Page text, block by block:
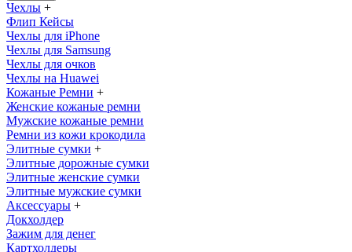
Чехлы +
Флип Кейсы
Чехлы для iPhone
Чехлы для Samsung
Чехлы для очков
Чехлы на Huawei
Кожаные Ремни +
Женские кожаные ремни
Мужские кожаные ремни
Ремни из кожи крокодила
Элитные сумки +
Элитные дорожные сумки
Элитные женские сумки
Элитные мужские сумки
Аксессуары +
Докхолдер
Зажим для денег
Картхолдеры